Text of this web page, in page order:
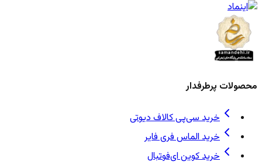
محصولات پرطرفدار
خرید سی‌پی کالاف دیوتی
خرید الماس فری فایر
خرید کوین ای‌فوتبال